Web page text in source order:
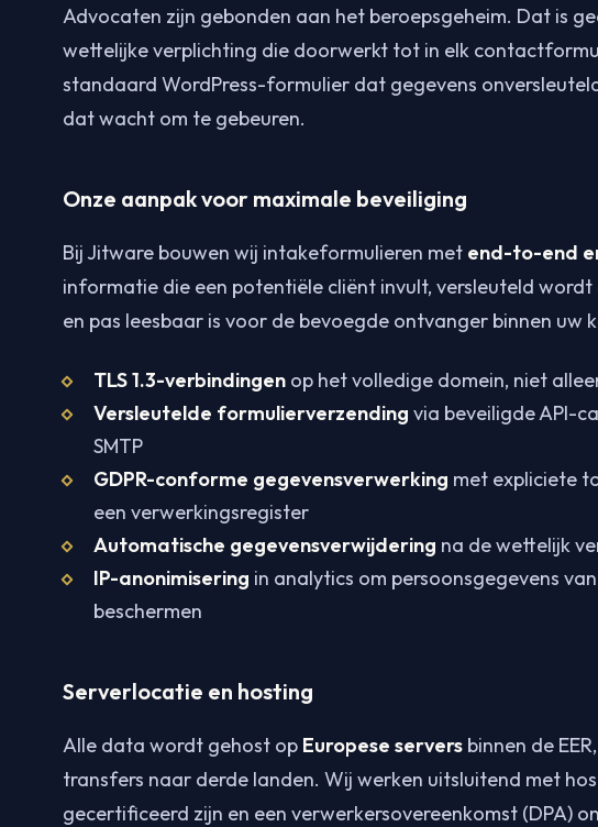
Advocaten zijn gebonden aan het beroepsgeheim. Dat is
wettelijke verplichting die doorwerkt tot in elk
standaard WordPress-formulier dat gegevens
dat wacht om te gebeuren.
Onze aanpak voor maximale beveiliging
Bij Jitware bouwen wij intakeformulieren met end-to-end
informatie die een potentiële cliënt invult, versleuteld
en pas leesbaar is voor de bevoegde ontvanger binnen uw
TLS 1.3-verbindingen op het volledige domein, niet
Versleutelde formulierverzending via beveiligde API-
SMTP
GDPR-conforme gegevensverwerking met expliciete
een verwerkingsregister
Automatische gegevensverwijdering na de wettelijk
IP-anonimisering in analytics om persoonsgegevens
beschermen
Serverlocatie en hosting
Alle data wordt gehost op Europese servers binnen de
transfers naar derde landen. Wij werken uitsluitend met
gecertificeerd zijn en een verwerkersovereenkomst (DPA)